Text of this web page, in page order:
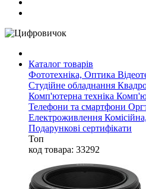
Каталог товарів
Фототехніка, Оптика
Студійне обладнання
Комп'ютерна техніка
Телефони та смартфони
Електроживлення
Подарункові сертифікати
Топ
код товара: 33292